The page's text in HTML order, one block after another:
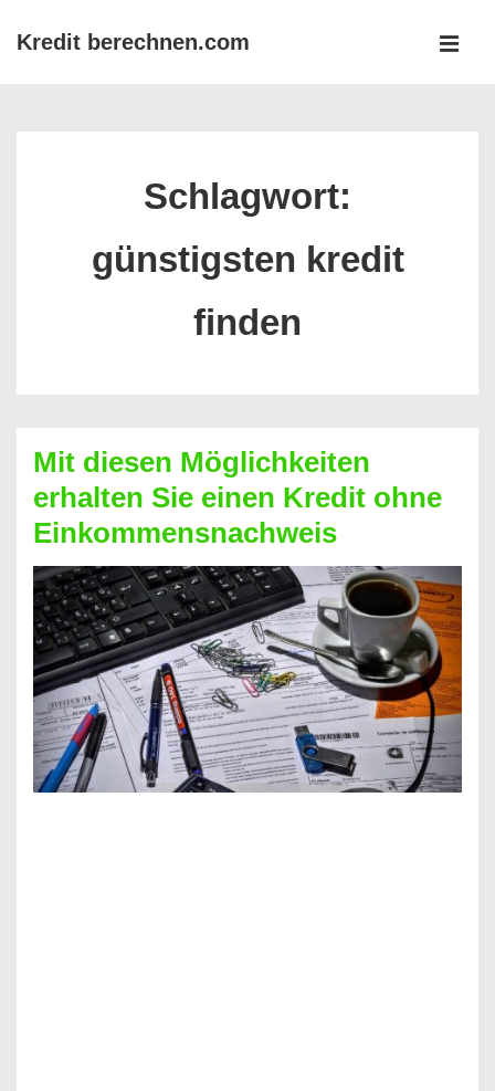
ZumKredit berechnen.com
Schlagwort:
günstigsten kredit
finden
Mit diesen Möglichkeiten
erhalten Sie einen Kredit ohne
Einkommensnachweis